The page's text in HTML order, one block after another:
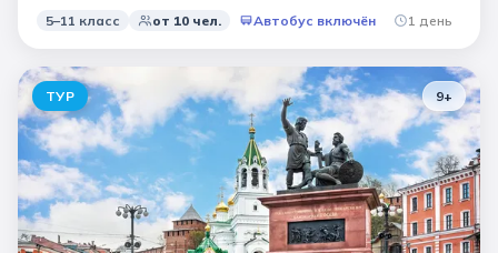
5–11 класс от 10 чел. Автобус включён 1 день
ТУР 9+